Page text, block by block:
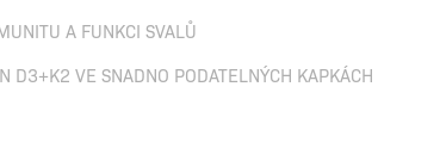
A FUNKCI SVALŮ
D3+K2 VE SNADNO PODATELNÝCH KAPKÁCH